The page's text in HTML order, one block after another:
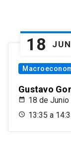
18 JUN
Gustavo
18 de
13:35 a